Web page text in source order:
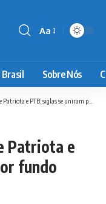
Font
Aa
Brasil Sobre Nós
e PTB; siglas se uniram por fundo partidário
Patriota e
fundo